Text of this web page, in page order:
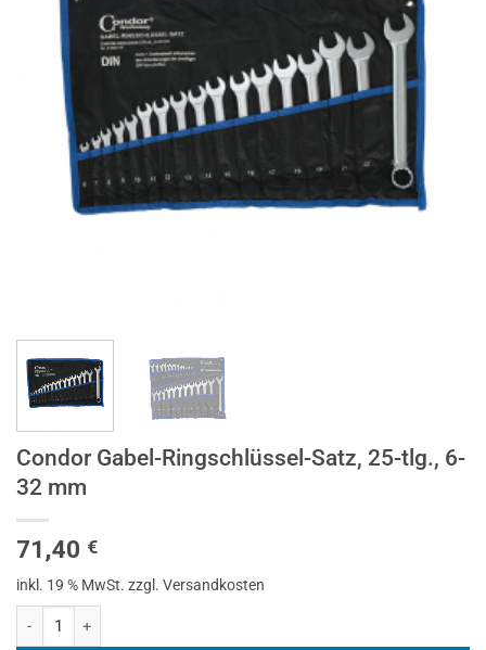
Condor Gabel-Ringschlüssel-Satz, 25-tlg., 6-
32 mm
71,40 €
inkl. 19 % MwSt. zzgl. Versandkosten